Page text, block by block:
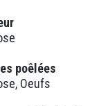
poêlées
Oeufs